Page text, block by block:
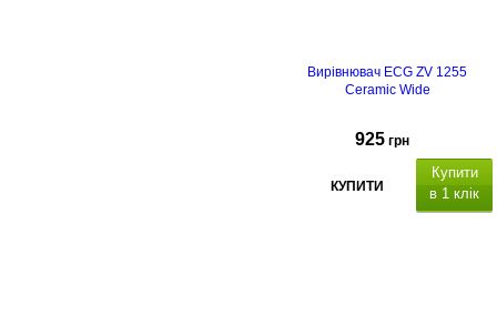
Вирівнювач ECG ZV 1255
Ceramic Wide
925 грн
КУПИТИ
Купити
в 1 клік